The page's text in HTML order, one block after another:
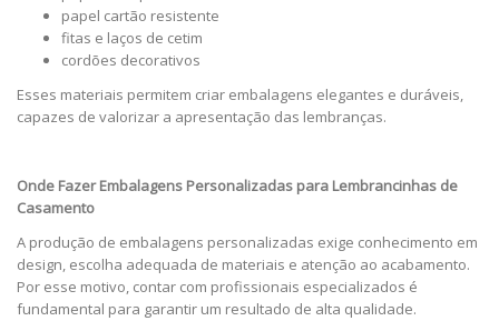
papel cartão resistente
fitas e laços de cetim
cordões decorativos
Esses materiais permitem criar embalagens elegantes e duráveis,
capazes de valorizar a apresentação das lembranças.
Onde Fazer Embalagens Personalizadas para Lembrancinhas de
Casamento
A produção de embalagens personalizadas exige conhecimento em
design, escolha adequada de materiais e atenção ao acabamento.
Por esse motivo, contar com profissionais especializados é
fundamental para garantir um resultado de alta qualidade.